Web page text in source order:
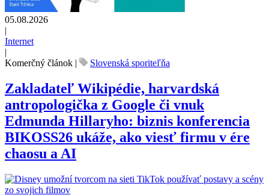
05.08.2026
|
Internet
|
Komerčný článok | Slovenská sporiteľňa
Zakladateľ Wikipédie, harvardská
antropologička z Google či vnuk
Edmunda Hillaryho: biznis konferencia
BIKOSS26 ukáže, ako viesť firmu v ére
chaosu a AI